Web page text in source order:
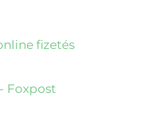
fizetés
Foxpost